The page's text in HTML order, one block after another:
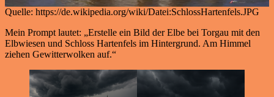
Quelle: https://de.wikipedia.org/wiki/Datei:SchlossHartenfels.JPG
Mein Prompt lautet: „Erstelle ein Bild der Elbe bei Torgau mit den
Elbwiesen und Schloss Hartenfels im Hintergrund. Am Himmel
ziehen Gewitterwolken auf.“